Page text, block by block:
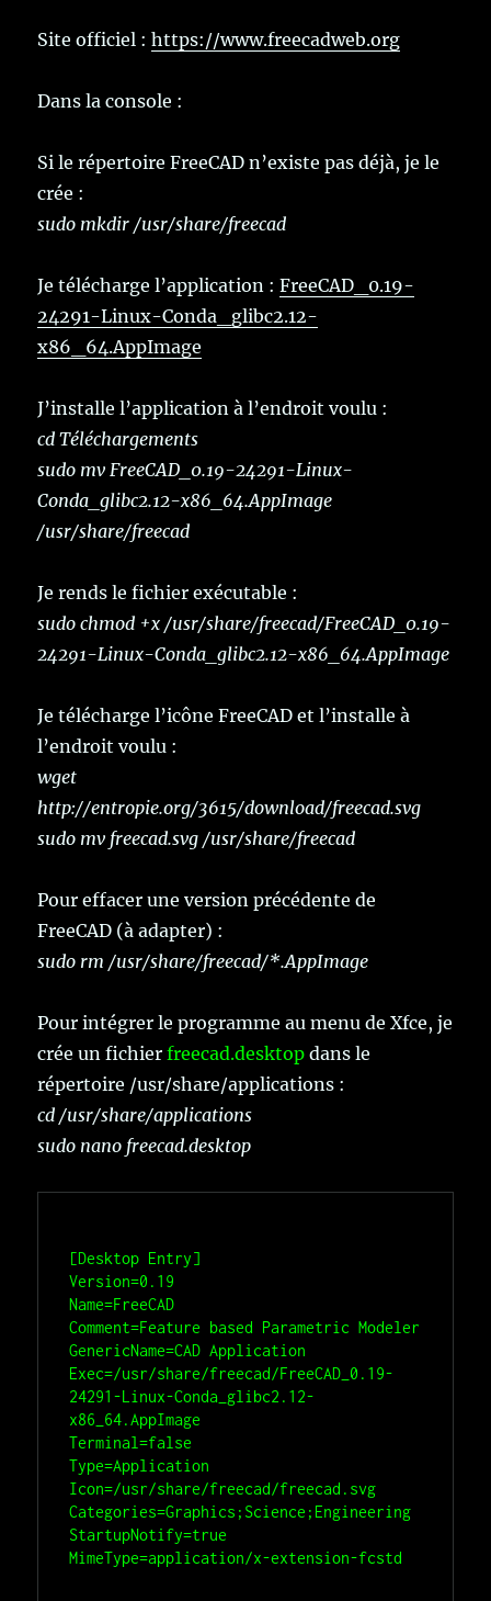
Site officiel :https://www.freecadweb.org
Dans la console :
Si le répertoire FreeCAD n’existe pas déjà, je le
crée :
sudo mkdir /usr/share/freecad
Je télécharge l’application :FreeCAD_0.19-
24291-Linux-Conda_glibc2.12-
x86_64.AppImage
J’installe l’application à l’endroit voulu :
cd Téléchargements
sudo mv FreeCAD_0.19-24291-Linux-
Conda_glibc2.12-x86_64.AppImage
/usr/share/freecad
Je rends le fichier exécutable :
sudo chmod +x /usr/share/freecad/FreeCAD_0.19-
24291-Linux-Conda_glibc2.12-x86_64.AppImage
Je télécharge l’icône FreeCAD et l’installe à
l’endroit voulu :
wget
http://entropie.org/3615/download/freecad.svg
sudo mv freecad.svg /usr/share/freecad
Pour effacer une version précédente de
FreeCAD (à adapter) :
sudo rm /usr/share/freecad/*.AppImage
Pour intégrer le programme au menu de Xfce, je
crée un fichierfreecad.desktop dans le
répertoire /usr/share/applications :
cd /usr/share/applications
sudo nano freecad.desktop
[Desktop Entry]
Version=0.19
Name=FreeCAD
Comment=Feature based Parametric Modeler
GenericName=CAD Application
Exec=/usr/share/freecad/FreeCAD_0.19-
24291-Linux-Conda_glibc2.12-
x86_64.AppImage
Terminal=false
Type=Application
Icon=/usr/share/freecad/freecad.svg
Categories=Graphics;Science;Engineering
StartupNotify=true